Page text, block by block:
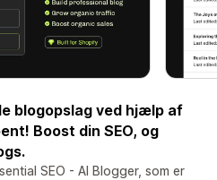
blogopslag ved hjælp af
Boost din SEO, og
SEO - AI Blogger, som er